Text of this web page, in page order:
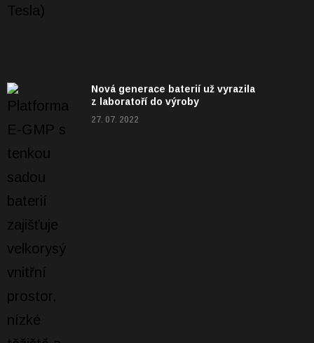
Nová generace baterií už vyrazila
z laboratoří do výroby
27. 07. 2022